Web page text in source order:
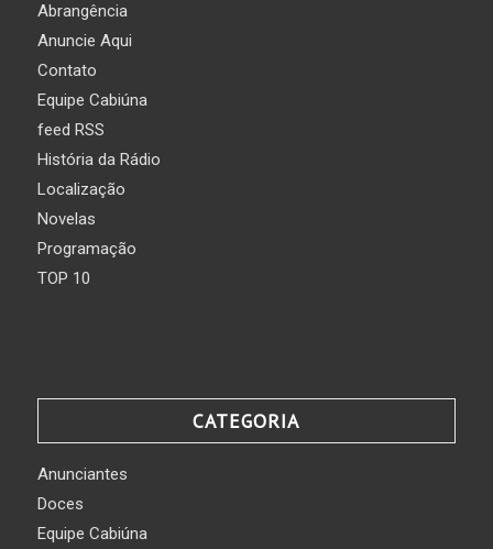
Abrangência
Anuncie Aqui
Contato
Equipe Cabiúna
feed RSS
História da Rádio
Localização
Novelas
Programação
TOP 10
CATEGORIA
Anunciantes
Doces
Equipe Cabiúna